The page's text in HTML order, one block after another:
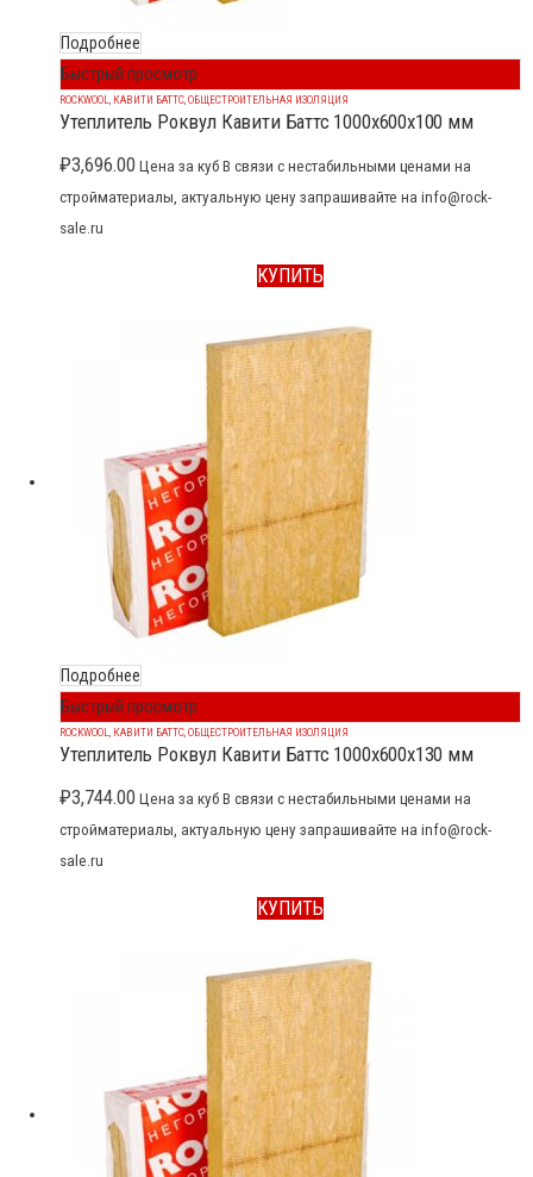
Подробнее
Быстрый просмотр
ROCKWOOL, КАВИТИ БАТТС,ОБЩЕСТРОИТЕЛЬНАЯ ИЗОЛЯЦИЯ
Утеплитель Роквул Кавити Баттс 1000x600x100 мм
₽3,696.00 Цена за куб В связи с нестабильными ценами на
стройматериалы, актуальную цену запрашивайте на info@rock-
sale.ru
КУПИТЬ
Подробнее
Быстрый просмотр
ROCKWOOL КАВИТИ БАТТС ОБЩЕСТРОИТЕЛЬНАЯ ИЗОЛЯЦИЯ
Утеплитель Роквул Кавити Баттс 1000x600x130 мм
₽3,744.00 Цена за куб В связи с нестабильными ценами на
стройматериалы, актуальную цену запрашивайте на info@rock-
sale.ru
КУПИТЬ